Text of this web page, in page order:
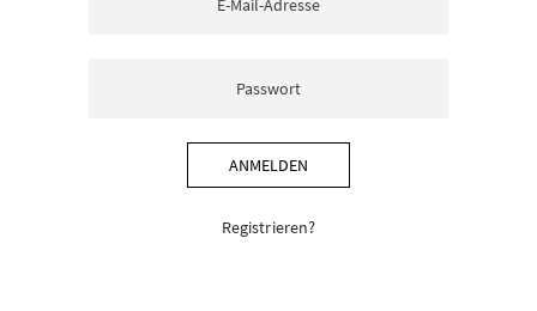
ANMELDEN
Registrieren?